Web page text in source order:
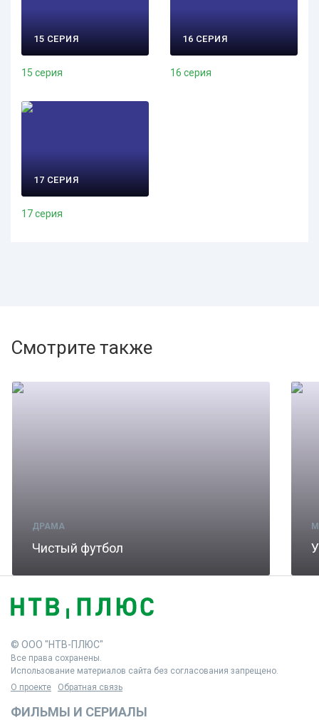
15 СЕРИЯ
15 серия
16 СЕРИЯ
16 серия
17 СЕРИЯ
17 серия
Смотрите также
ДРАМА
Чистый футбол
© ООО "НТВ-ПЛЮС"
Все права сохранены.
Использование материалов сайта без согласования запрещено.
О проекте
Обратная связь
ФИЛЬМЫ И СЕРИАЛЫ